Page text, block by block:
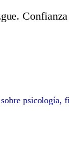
psicología,